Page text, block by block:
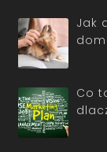
Jak
Co